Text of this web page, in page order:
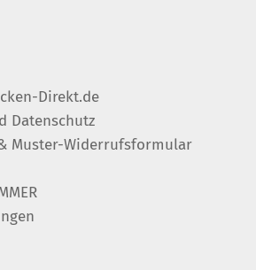
Direkt.de
Datenschutz
Muster-Widerrufsformular